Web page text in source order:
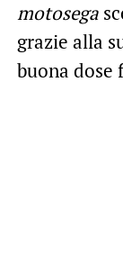
motosega
grazie alla
buona dose